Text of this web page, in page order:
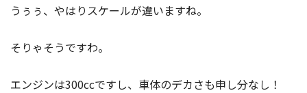
うぅぅ、やはりスケールが違いますね。
そりゃそうですわ。
エンジンは300ccですし、車体のデカさも申し分なし！